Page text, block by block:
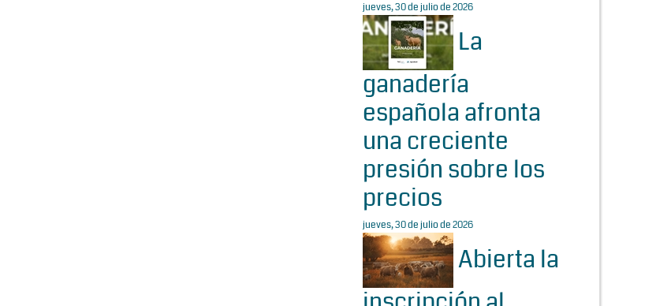
jueves, 30 de julio de 2026
La
ganadería
española afronta
una creciente
presión sobre los
precios
jueves, 30 de julio de 2026
Abierta la